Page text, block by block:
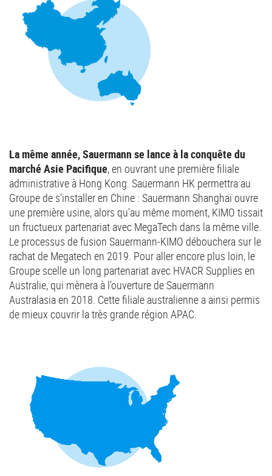
La même année, Sauermann se lance à la conquête du
marché Asie Pacifique, en ouvrant une première filiale
administrative à Hong Kong. Sauermann HK permettra au
Groupe de s’installer en Chine : Sauermann Shanghaï ouvre
une première usine, alors qu'au même moment, KIMO tissait
un fructueux partenariat avec MegaTech dans la même ville.
Le processus de fusion Sauermann-KIMO débouchera sur le
rachat de Megatech en 2019. Pour aller encore plus loin, le
Groupe scelle un long partenariat avec HVACR Supplies en
Australie, qui mènera à l’ouverture de Sauermann
Australasia en 2018. Cette filiale australienne a ainsi permis
de mieux couvrir la très grande région APAC.